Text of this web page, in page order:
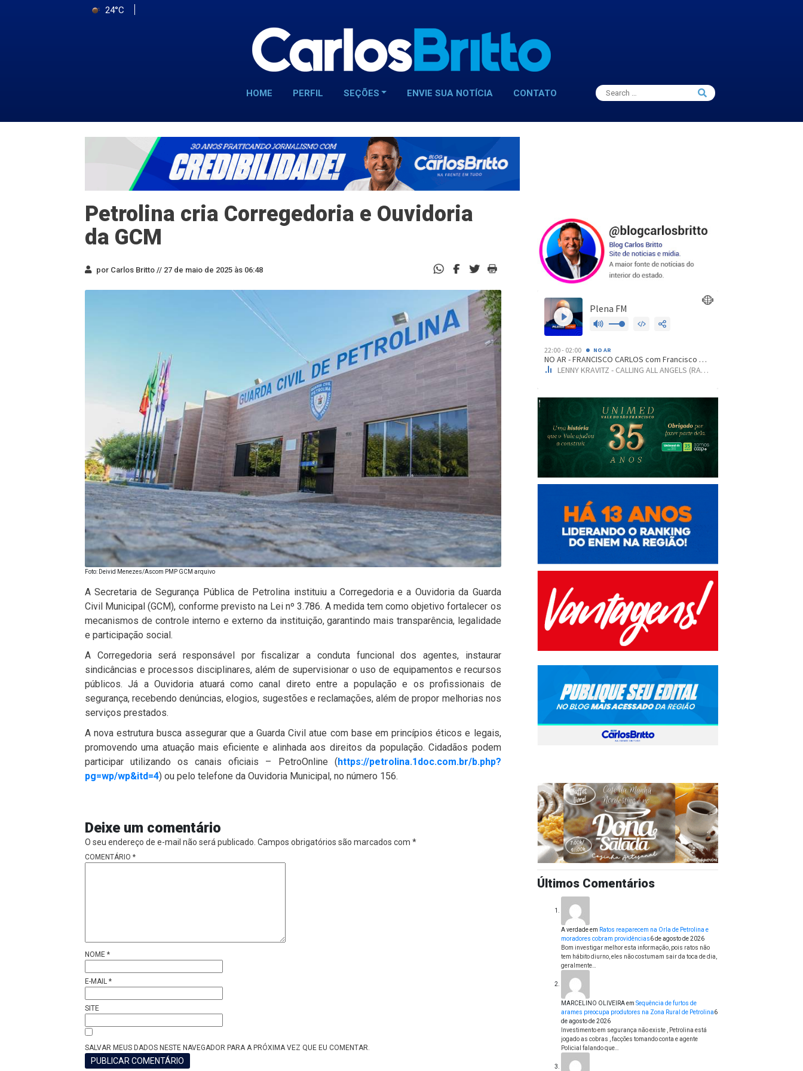
24°C
HOME PERFIL SEÇÕES ENVIE SUA NOTÍCIA CONTATO
Search
for:
Search
Petrolina cria Corregedoria e Ouvidoria
da GCM
por Carlos Britto // 27 de maio de 2025 às 06:48
Foto: Deivid Menezes/Ascom PMP GCM arquivo
A Secretaria de Segurança Pública de Petrolina instituiu a Corregedoria e a Ouvidoria da Guarda
Civil Municipal (GCM), conforme previsto na Lei nº 3.786. A medida tem como objetivo fortalecer os
mecanismos de controle interno e externo da instituição, garantindo mais transparência, legalidade
e participação social.
A Corregedoria será responsável por fiscalizar a conduta funcional dos agentes, instaurar
sindicâncias e processos disciplinares, além de supervisionar o uso de equipamentos e recursos
públicos. Já a Ouvidoria atuará como canal direto entre a população e os profissionais de
segurança, recebendo denúncias, elogios, sugestões e reclamações, além de propor melhorias nos
serviços prestados.
A nova estrutura busca assegurar que a Guarda Civil atue com base em princípios éticos e legais,
promovendo uma atuação mais eficiente e alinhada aos direitos da população. Cidadãos podem
participar utilizando os canais oficiais – PetroOnline (https://petrolina.1doc.com.br/b.php?
pg=wp/wp&itd=4) ou pelo telefone da Ouvidoria Municipal, no número 156.
Deixe um comentário
O seu endereço de e-mail não será publicado. Campos obrigatórios são marcados com *
COMENTÁRIO *
NOME *
E-MAIL *
SITE
SALVAR MEUS DADOS NESTE NAVEGADOR PARA A PRÓXIMA VEZ QUE EU COMENTAR.
Últimos Comentários
A verdadeem Ratos reaparecem na Orla de Petrolina e
moradores cobram providências6 de agosto de 2026
Bom investigar melhor esta informação, pois ratos não
tem hábito diurno, eles não costumam sair da toca de dia,
geralmente…
MARCELINO OLIVEIRAem Sequência de furtos de
arames preocupa produtores na Zona Rural de Petrolina6
de agosto de 2026
Investimento em segurança não existe , Petrolina está
jogado as cobras , facções tomando conta e agente
Policial falando que…